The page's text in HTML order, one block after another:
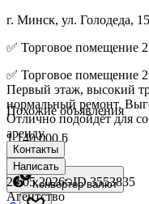
г. Минск, ул. Голодеда, 15
✅ Торговое помещение
✅ Торговое помещение
Первый этаж, высокий
нормальный ремонт.
Отлично подойдёт для
аренду.
Контакты
Написать
28.05.2026 ID3553835
Агентство
Похожие объявления
1 140 000 ƃ
Конвертер валют